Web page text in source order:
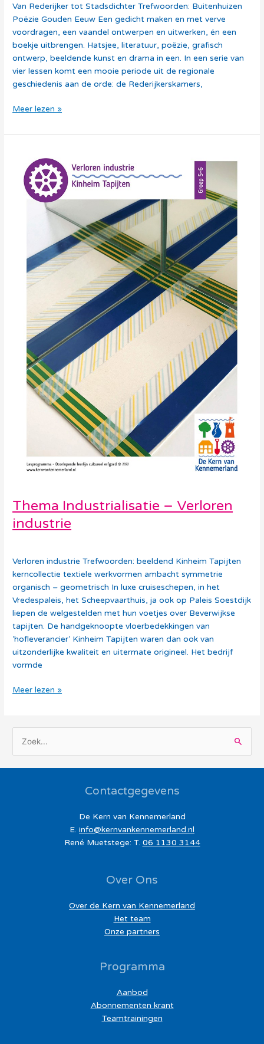
Van Rederijker tot Stadsdichter Trefwoorden: Buitenhuizen
Poëzie Gouden Eeuw Een gedicht maken en met verve
voordragen, een vaandel ontwerpen en uitwerken, én een
boekje uitbrengen. Hatsjee, literatuur, poëzie, grafisch
ontwerp, beeldende kunst en drama in een. In een serie van
vier lessen komt een mooie periode uit de regionale
geschiedenis aan de orde: de Rederijkerskamers,
Meer lezen »
Thema Industrialisatie – Verloren
industrie
Verloren industrie Trefwoorden: beeldend Kinheim Tapijten
kerncollectie textiele werkvormen ambacht symmetrie
organisch – geometrisch In luxe cruiseschepen, in het
Vredespaleis, het Scheepvaarthuis, ja ook op Paleis Soestdijk
liepen de welgestelden met hun voetjes over Beverwijkse
tapijten. De handgeknoopte vloerbedekkingen van
’hofleverancier’ Kinheim Tapijten waren dan ook van
uitzonderlijke kwaliteit en uitermate origineel. Het bedrijf
vormde
Industrialisatie
Verloren
industrie
Meer lezen »
Contactgegevens
De Kern van Kennemerland
E. info@kernvankennemerland.nl
René Muetstege: T. 06 1130 3144
Over Ons
Over de Kern van Kennemerland
Het team
Onze partners
Programma
Aanbod
Abonnementen krant
Teamtrainingen